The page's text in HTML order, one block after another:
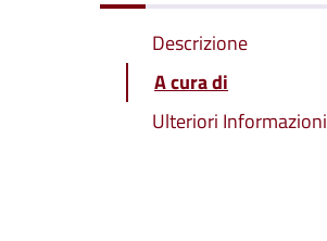
Descrizione
A cura di
Ulteriori Informazioni